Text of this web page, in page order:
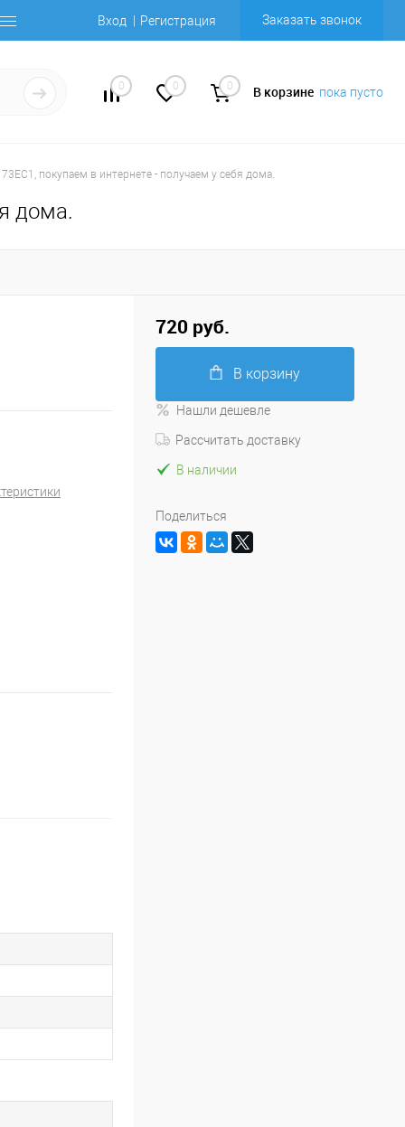
Вход Регистрация Заказать звонок
0 0 0 В корзине пока пусто
покупаем в интернете - получаем у себя дома.
дома.
720 руб.
В корзину
Нашли дешевле
Рассчитать доставку
В наличии
Поделиться